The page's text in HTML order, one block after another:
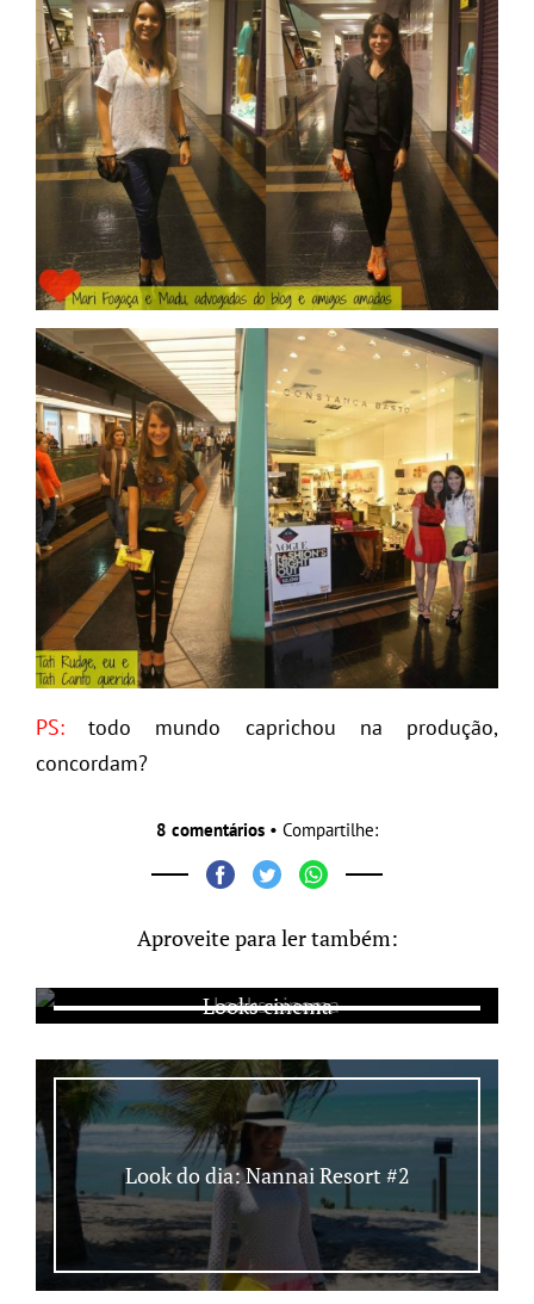
PS: todo mundo caprichou na produção,
concordam?
8 comentários • Compartilhe:
Aproveite para ler também:
Looks cinema
Look do dia: Nannai Resort #2